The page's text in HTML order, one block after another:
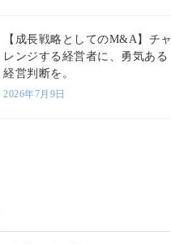
【成長戦略としてのM&A】チャ
レンジする経営者に、勇気ある
経営判断を。
2026年7月9日